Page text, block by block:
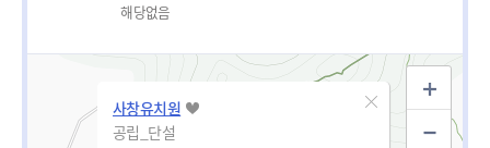
해당없음
사창유치원
공립_단설